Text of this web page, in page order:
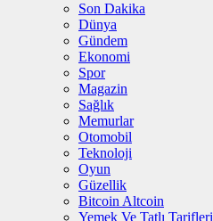
Son Dakika
Dünya
Gündem
Ekonomi
Spor
Magazin
Sağlık
Memurlar
Otomobil
Teknoloji
Oyun
Güzellik
Bitcoin Altcoin
Yemek Ve Tatlı Tarifleri